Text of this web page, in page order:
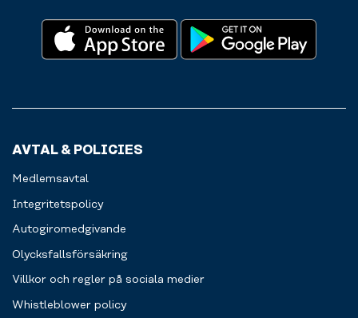
AVTAL & POLICIES
Medlemsavtal
Integritetspolicy
Autogiromedgivande
Olycksfallsförsäkring
Villkor och regler på sociala medier
Whistleblower policy